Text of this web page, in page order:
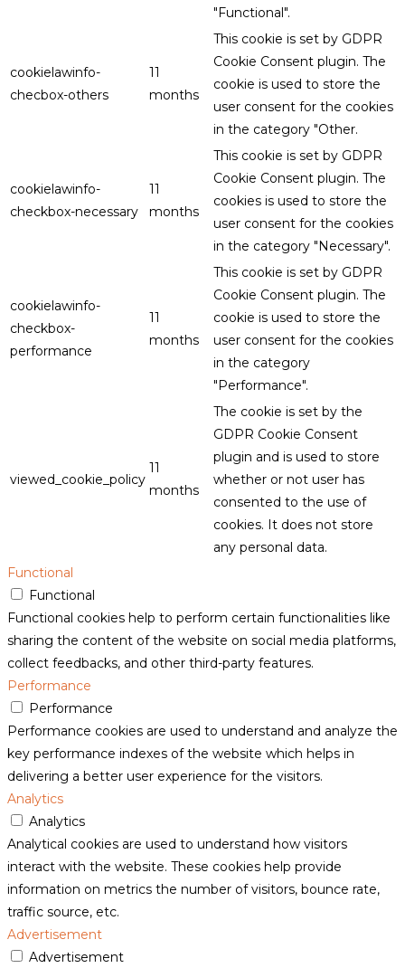
"Functional".
cookielawinfo-
checbox-others
11
months
This cookie is set by GDPR
Cookie Consent plugin. The
cookie is used to store the
user consent for the cookies
in the category "Other.
cookielawinfo-
checkbox-necessary
11
months
This cookie is set by GDPR
Cookie Consent plugin. The
cookies is used to store the
user consent for the cookies
in the category "Necessary".
cookielawinfo-
checkbox-
performance
11
months
This cookie is set by GDPR
Cookie Consent plugin. The
cookie is used to store the
user consent for the cookies
in the category
"Performance".
viewed_cookie_policy
11
months
The cookie is set by the
GDPR Cookie Consent
plugin and is used to store
whether or not user has
consented to the use of
cookies. It does not store
any personal data.
Functional
Functional
Functional cookies help to perform certain functionalities like
sharing the content of the website on social media platforms,
collect feedbacks, and other third-party features.
Performance
Performance
Performance cookies are used to understand and analyze the
key performance indexes of the website which helps in
delivering a better user experience for the visitors.
Analytics
Analytics
Analytical cookies are used to understand how visitors
interact with the website. These cookies help provide
information on metrics the number of visitors, bounce rate,
traffic source, etc.
Advertisement
Advertisement